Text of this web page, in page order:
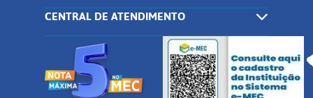
CENTRAL DE ATENDIMENTO